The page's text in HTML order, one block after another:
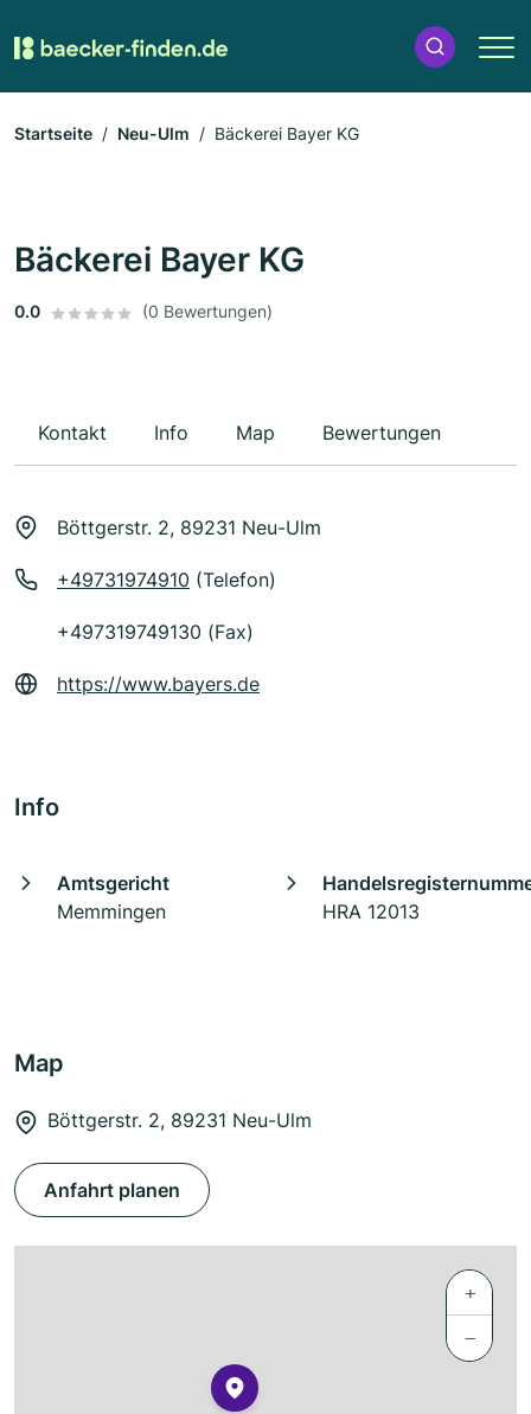
Startseite Neu-Ulm Bäckerei Bayer KG
Bäckerei Bayer KG
0.0 (0 Bewertungen)
Kontakt Info Map Bewertungen
Böttgerstr. 2, 89231 Neu-Ulm
+49731974910 (Telefon)
+497319749130 (Fax)
https://www.bayers.de
Info
Amtsgericht
Memmingen
HRA 12013
Map
Böttgerstr. 2, 89231 Neu-Ulm
Anfahrt planen
+
−